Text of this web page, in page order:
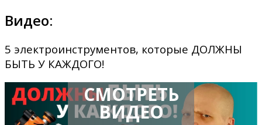
Видео:
5 электроинструментов, которые ДОЛЖНЫ
БЫТЬ У КАЖДОГО!
СМОТРЕТЬ
ВИДЕО